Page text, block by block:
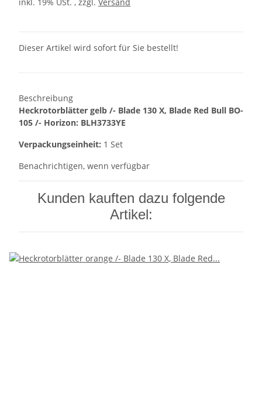
Dieser Artikel wird sofort für Sie bestellt!
Beschreibung
Heckrotorblätter gelb /- Blade 130 X, Blade Red Bull BO-
105 /- Horizon: BLH3733YE
Verpackungseinheit: 1 Set
Benachrichtigen, wenn verfügbar
Kunden kauften dazu folgende
Artikel: